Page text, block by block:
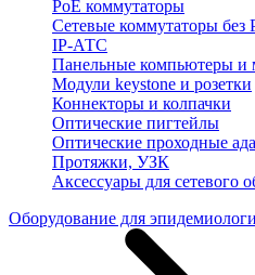
PoE коммутаторы
Сетевые коммутаторы без
IP-АТС
Панельные компьютеры
Модули keystone и розетки
Коннекторы и колпачки
Оптические пигтейлы
Оптические проходные
Протяжки, УЗК
Аксессуары для сетевого
Оборудование для